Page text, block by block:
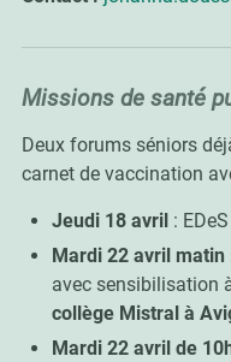
Missions de santé
Deux forums séniors
carnet de vaccination
Jeudi 18 avril :
Mardi 22 avril matin
avec sensibilisation
collège Mistral à
Mardi 22 avril de